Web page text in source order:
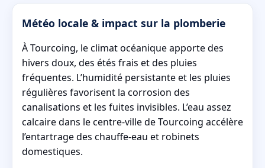
Météo locale & impact sur la plomberie
À Tourcoing, le climat océanique apporte des
hivers doux, des étés frais et des pluies
fréquentes. L’humidité persistante et les pluies
régulières favorisent la corrosion des
canalisations et les fuites invisibles. L’eau assez
calcaire dans le centre-ville de Tourcoing accélère
l’entartrage des chauffe-eau et robinets
domestiques.